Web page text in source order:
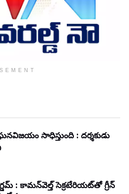
సాధిస్తుంది : దర్శకుడు
: కామన్‌వెల్త్ సెక్రటేరియట్‌తో గ్రీన్